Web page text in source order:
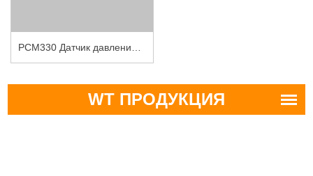
WT ПРОДУКЦИЯ